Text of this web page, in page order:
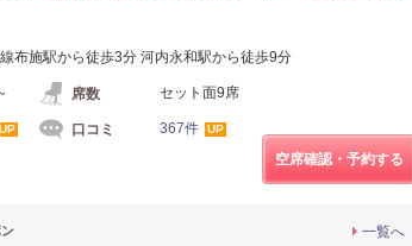
布施駅から徒歩3分 河内永和駅から徒歩9分
席数 セット面9席
UP 口コミ 367件 UP
空席確認・予約する
一覧へ